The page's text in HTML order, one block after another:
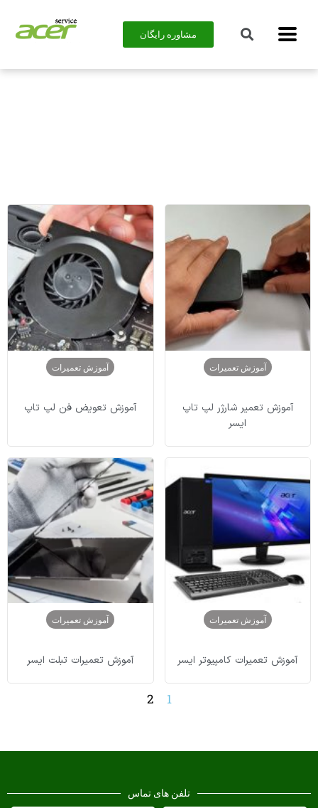
مشاوره رایگان
آموزش تعمیرات
آموزش تعمیر شارژر لپ تاپ
ایسر
آموزش تعمیرات
آموزش تعویض فن لپ تاپ
آموزش تعمیرات
آموزش تعمیرات کامپیوتر ایسر
آموزش تعمیرات
آموزش تعمیرات تبلت ایسر
1
2
تلفن های تماس